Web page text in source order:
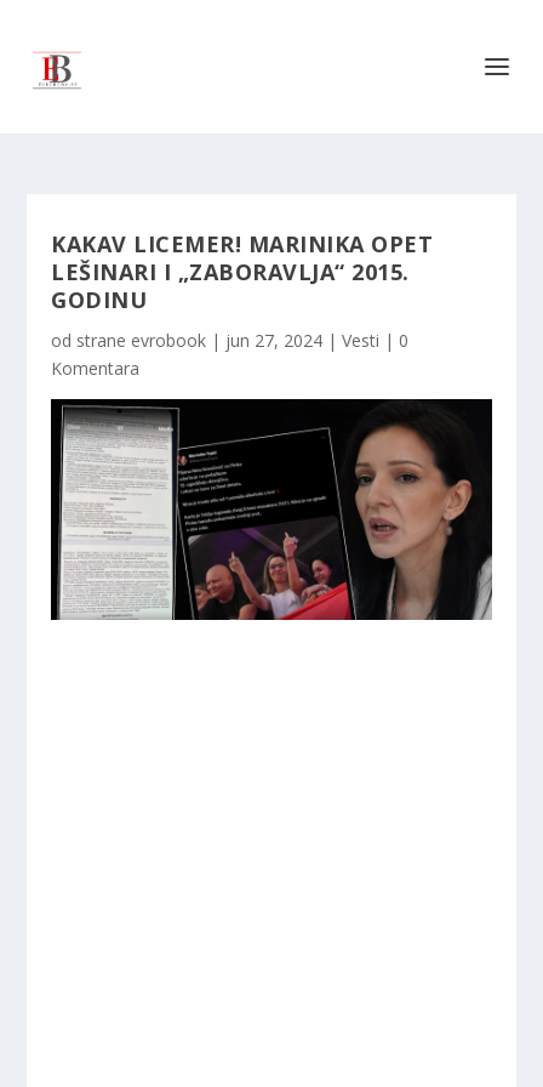
KAKAV LICEMER! MARINIKA OPET
LEŠINARI I „ZABORAVLJA“ 2015.
GODINU
od strane evrobook | jun 27, 2024 |Vesti | 0
Komentara